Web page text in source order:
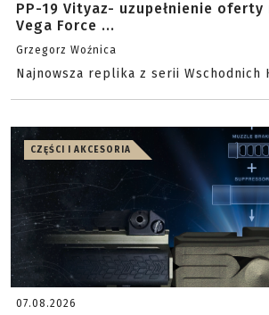
PP-19 Vityaz- uzupełnienie oferty
Vega Force ...
Grzegorz Woźnica
Najnowsza replika z serii Wschodnich
CZĘŚCI I AKCESORIA
07.08.2026